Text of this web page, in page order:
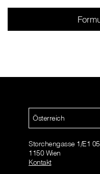
Österreich
Storchengasse 1/E1 05
1150 Wien
Kontakt